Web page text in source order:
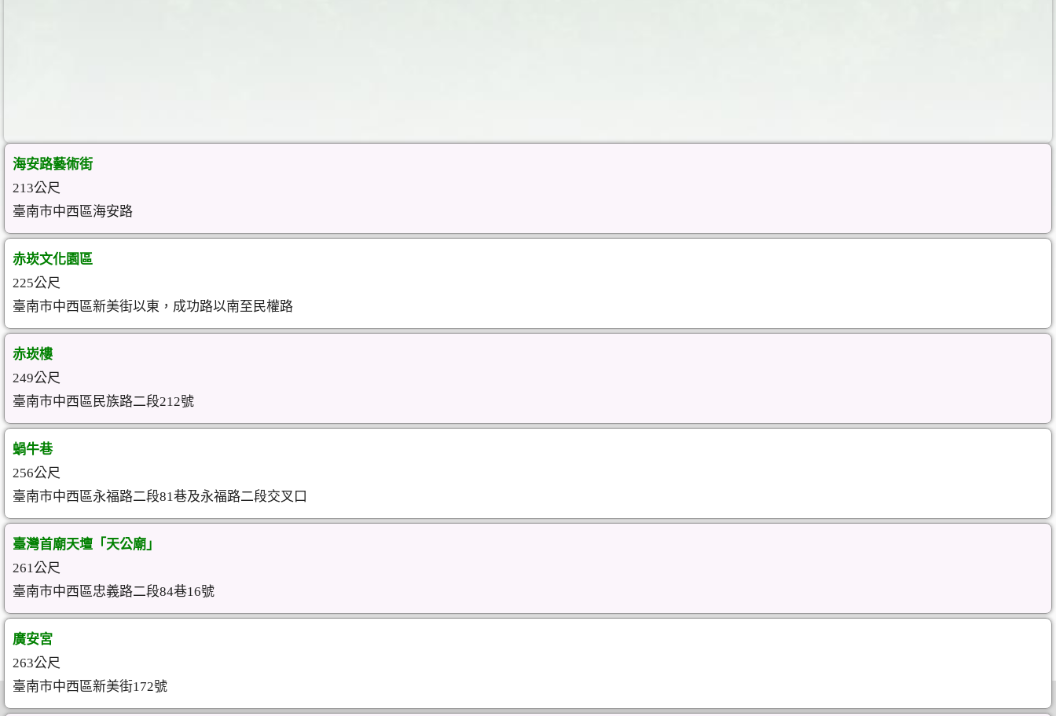
海安路藝術街
213公尺
臺南市中西區海安路
赤崁文化園區
225公尺
臺南市中西區新美街以東，成功路以南至民權路
赤崁樓
249公尺
臺南市中西區民族路二段212號
蝸牛巷
256公尺
臺南市中西區永福路二段81巷及永福路二段交叉口
臺灣首廟天壇「天公廟」
261公尺
臺南市中西區忠義路二段84巷16號
廣安宮
263公尺
臺南市中西區新美街172號